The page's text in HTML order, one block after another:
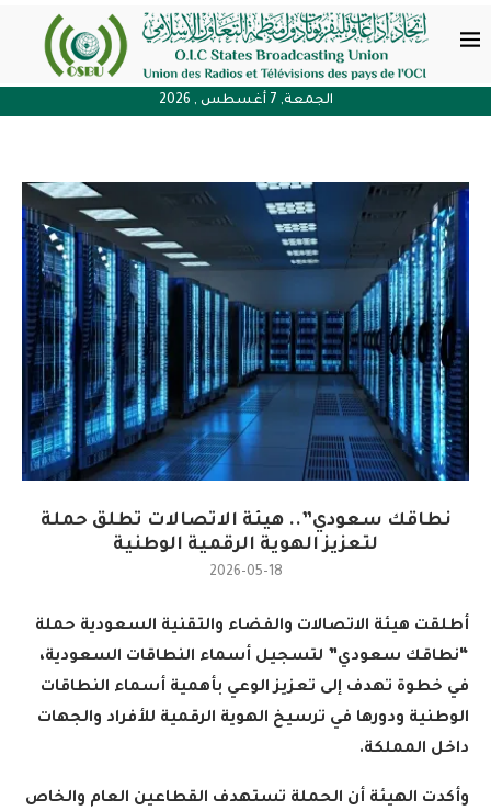
الجمعة, 7 أغسطس , 2026
نطاقك سعودي”.. هيئة الاتصالات تطلق حملة
لتعزيز الهوية الرقمية الوطنية
2026-05-18
أطلقت هيئة الاتصالات والفضاء والتقنية السعودية حملة
“نطاقك سعودي” لتسجيل أسماء النطاقات السعودية،
في خطوة تهدف إلى تعزيز الوعي بأهمية أسماء النطاقات
الوطنية ودورها في ترسيخ الهوية الرقمية للأفراد والجهات
داخل المملكة.
وأكدت الهيئة أن الحملة تستهدف القطاعين العام والخاص